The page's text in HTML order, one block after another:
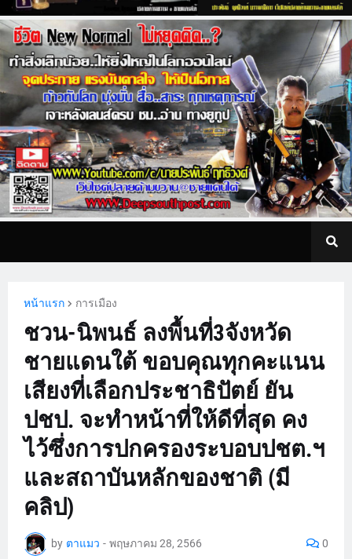
หน้าแรก การเมือง
ชวน-นิพนธ์ ลงพื้นที่3จังหวัด
ชายแดนใต้ ขอบคุณทุกคะแนน
เสียงที่เลือกประชาธิปัตย์ ยัน
ปชป. จะทำหน้าที่ให้ดีที่สุด คง
ไว้ซึ่งการปกครองระบอบปชต.ฯ
และสถาบันหลักของชาติ (มี
คลิป)
by ตาแมว - พฤษภาคม 28, 2566 0